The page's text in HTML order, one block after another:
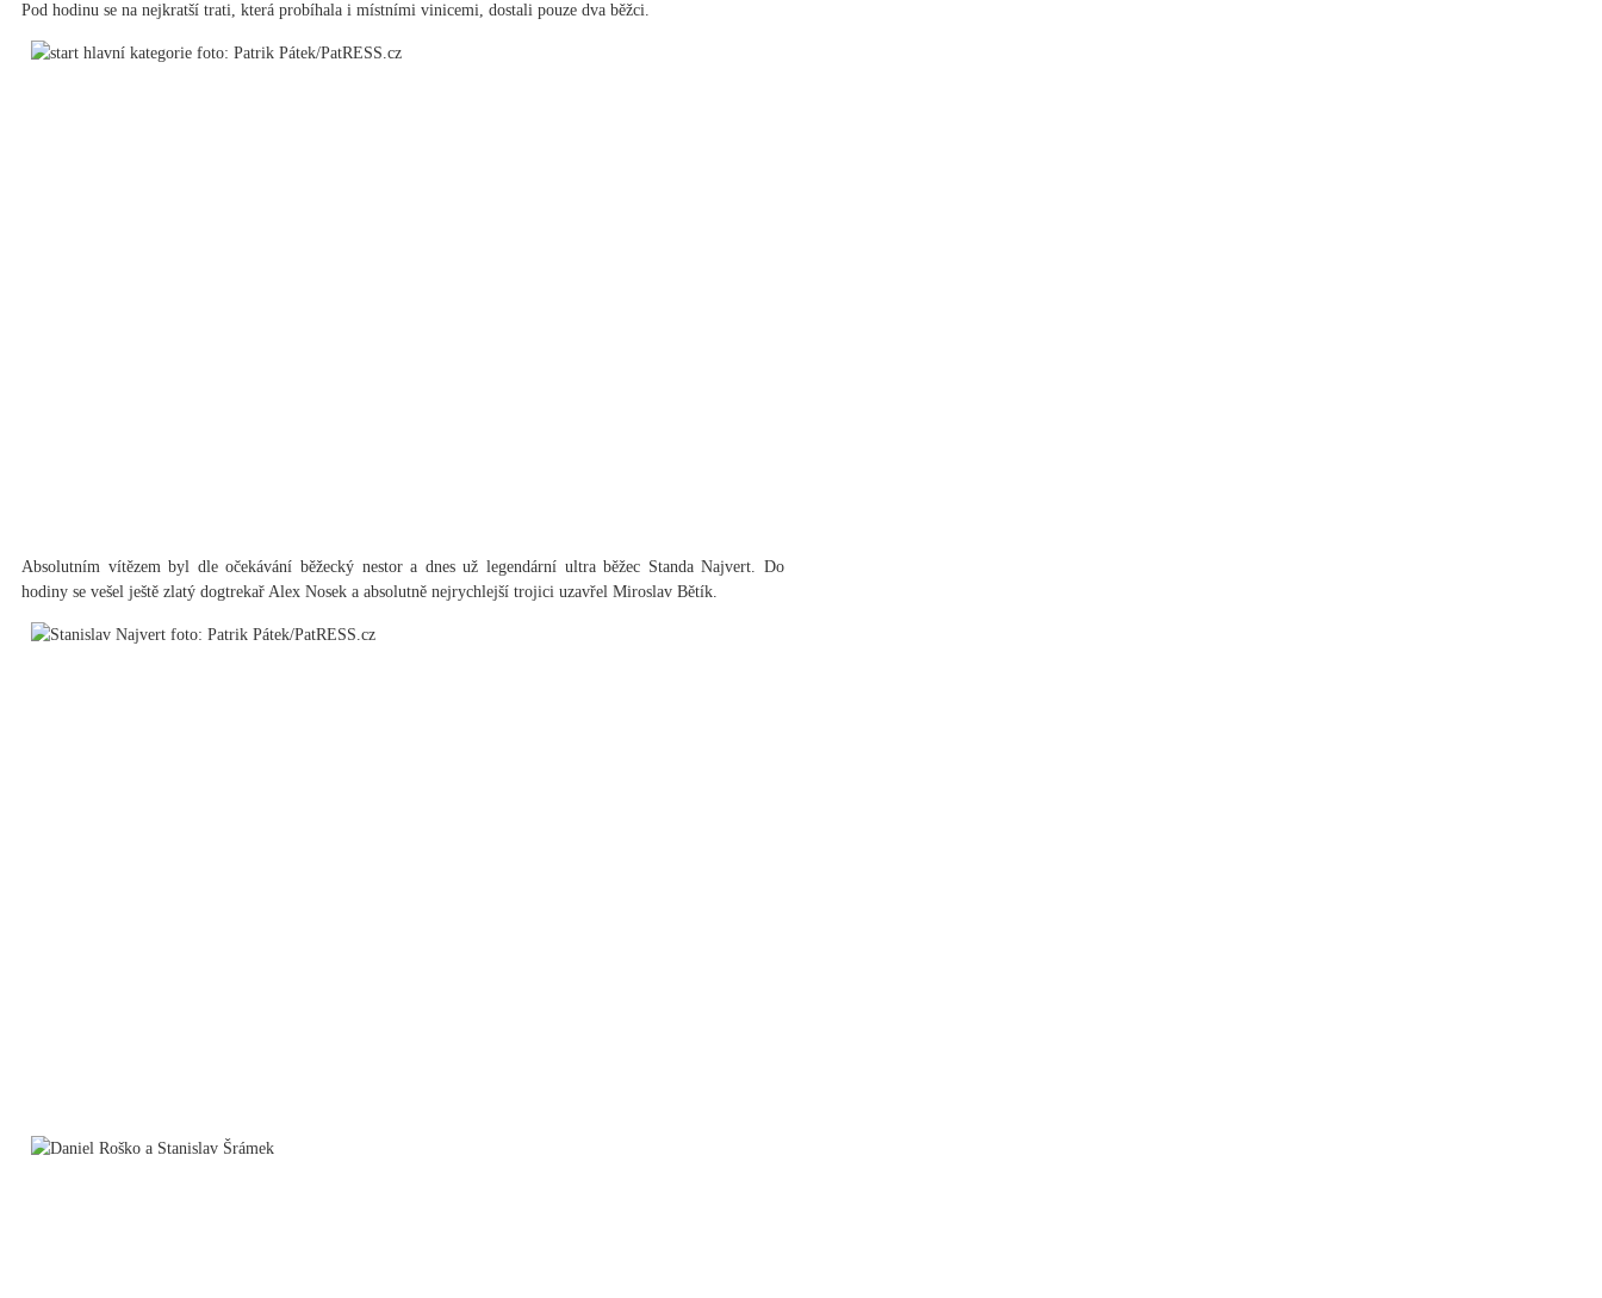
Pod hodinu se na nejkratší trati, která probíhala i místními vinicemi, dostali pouze dva běžci.
Absolutním vítězem byl dle očekávání běžecký nestor a dnes už legendární ultra běžec Standa Najvert. Do
hodiny se vešel ještě zlatý dogtrekař Alex Nosek a absolutně nejrychlejší trojici uzavřel Miroslav Bětík.